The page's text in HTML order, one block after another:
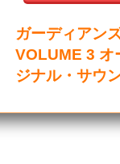
ガーディアン
VOLUME 3 オ
ジナル・サウ